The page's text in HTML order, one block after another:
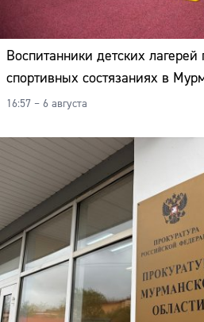
Воспитанники детских
спортивных состязаниях в
16:57 – 6 августа